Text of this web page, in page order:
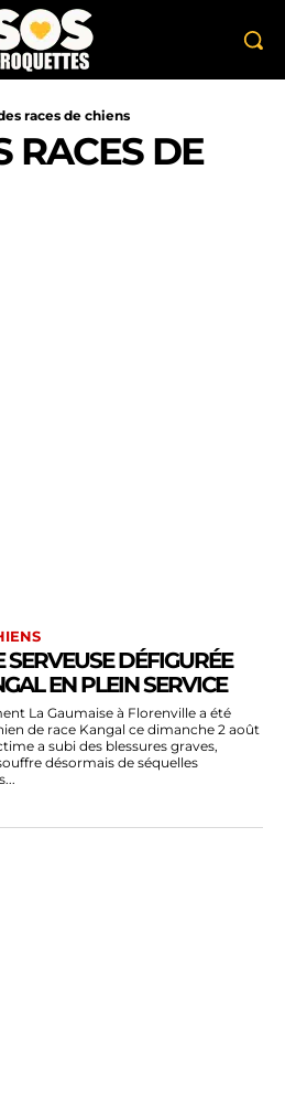
races de chiens
RACES DE
DÉFIGURÉE
EN PLEIN SERVICE
La Gaumaise à Florenville a été
de race Kangal ce dimanche 2 août
a subi des blessures graves,
désormais de séquelles